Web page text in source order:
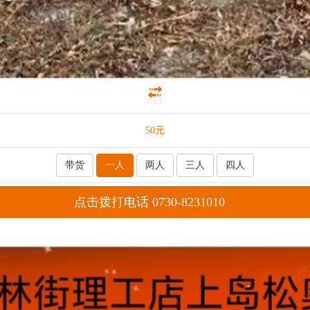
50元/人
50元
带货 一人 两人 三人 四人
点击拨打电话 0730-8231010